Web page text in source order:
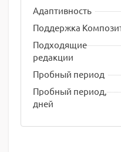
Адаптивность
Поддержка
Подходящие
редакции
Пробный период
Пробный период,
дней